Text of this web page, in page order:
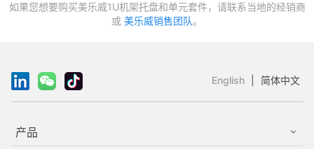
如果您想要购买美乐威1U机架托盘和单元套件，请联系当地的经销商
或 美乐威销售团队。
English 简体中文
产品